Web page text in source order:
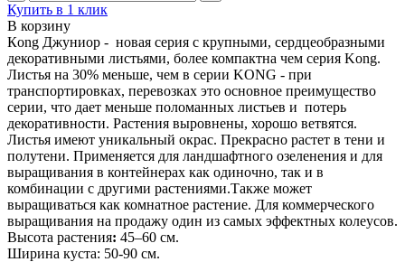
Купить в 1 клик
В корзину
Кong Джуниор - новая серия с крупными, сердцеобразными
декоративными листьями, более компактна чем серия Kong.
Листья на 30% меньше, чем в серии KONG - при
транспортировках, перевозках это основное преимущество
серии, что дает меньше поломанных листьев и потерь
декоративности. Растения выровнены, хорошо ветвятся.
Листья имеют уникальный окрас. Прекрасно растет в тени и
полутени. Применяется для ландшафтного озеленения и для
выращивания в контейнерах как одиночно, так и в
комбинации с другими растениями.Также может
выращиваться как комнатное растение. Для коммерческого
выращивания на продажу один из самых эффектных колеусов.
Высота растения: 45–60 см.
Ширина куста: 50-90 см.